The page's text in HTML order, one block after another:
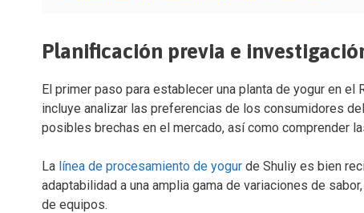
Planificación previa e
El primer paso para establecer una planta de yogur en
incluye analizar las preferencias de los consumidores
posibles brechas en el mercado, así como comprender
La línea de procesamiento de yogur de Shuliy es bien
adaptabilidad a una amplia gama de variaciones de
de equipos.